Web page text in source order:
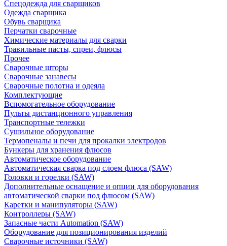
Спецодежда для сварщиков
Одежда сварщика
Обувь сварщика
Перчатки сварочные
Химические материалы для сварки
Травильные пасты, спреи, флюсы
Прочее
Сварочные шторы
Сварочные занавесы
Сварочные полотна и одеяла
Комплектующие
Вспомогательное оборудование
Пульты дистанционного управления
Транспортные тележки
Сушильное оборудование
Термопеналы и печи для прокалки электродов
Бункеры для хранения флюсов
Автоматическое оборудование
Автоматическая сварка под слоем флюса (SAW)
Головки и горелки (SAW)
Дополнительные оснащение и опции для оборудования
автоматической сварки под флюсом (SAW)
Каретки и манипуляторы (SAW)
Контроллеры (SAW)
Запасные части Automation (SAW)
Оборудование для позиционирования изделий
Сварочные источники (SAW)